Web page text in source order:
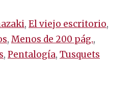
,El viejo escritorio,
, Menos de 200 pág.,
, Pentalogía, Tusquets